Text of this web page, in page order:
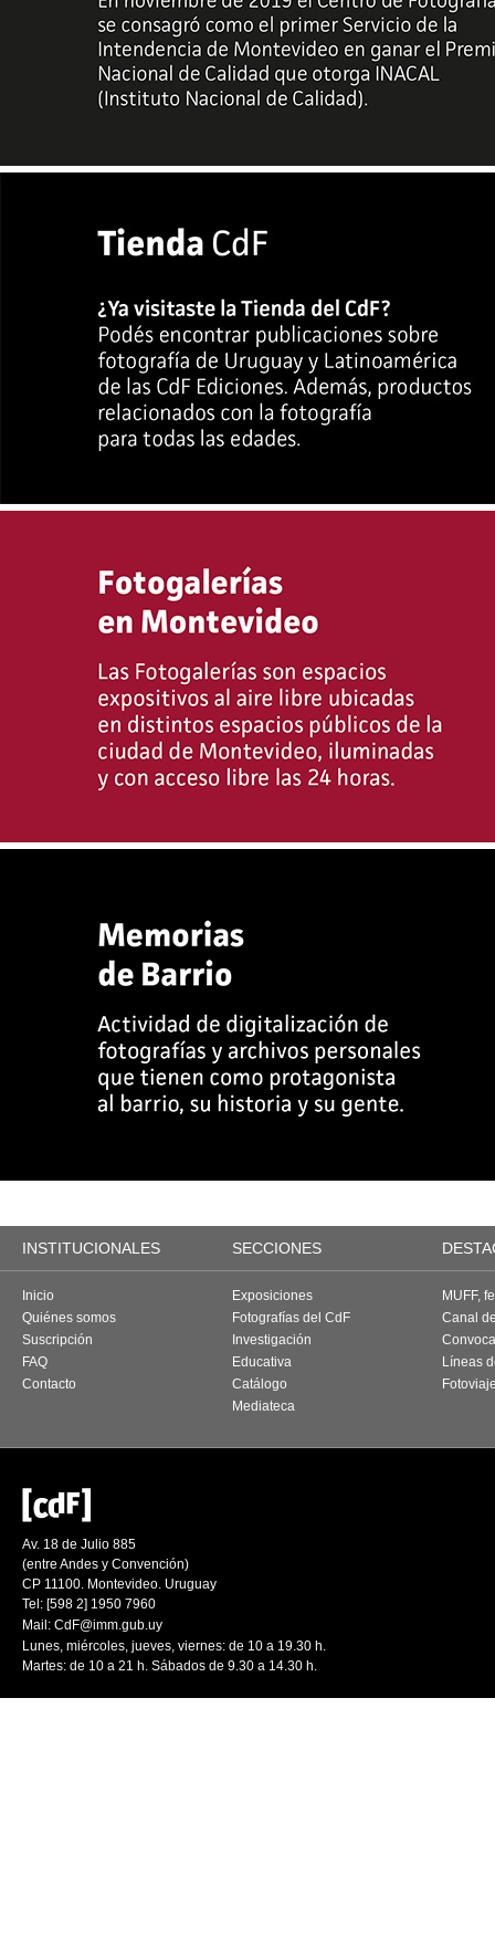
INSTITUCIONALES SECCIONES
Inicio
Quiénes somos
Suscripción
FAQ
Contacto
Exposiciones
Fotografías del CdF
Investigación
Educativa
Catálogo
Mediateca
MUFF,
Canal
Líneas
Av. 18 de Julio 885
(entre Andes y Convención)
CP 11100. Montevideo. Uruguay
Tel: [598 2] 1950 7960
Mail: CdF@imm.gub.uy
Lunes, miércoles, jueves, viernes: de 10 a 19.30 h.
Martes: de 10 a 21 h. Sábados de 9.30 a 14.30 h.